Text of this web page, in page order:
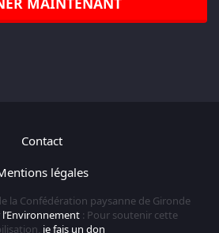
Contact
légales
la Confédération paysanne de Gironde
: Pour soutenir cette
je fais un don